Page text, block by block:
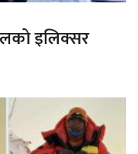
इलिक्सर